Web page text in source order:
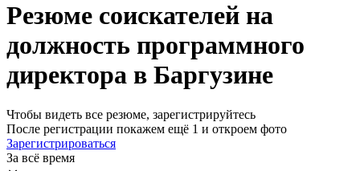
Резюме соискателей на
должность программного
директора в Баргузине
Чтобы видеть все резюме, зарегистрируйтесь
После регистрации покажем ещё 1 и откроем фото
Зарегистрироваться
За всё время